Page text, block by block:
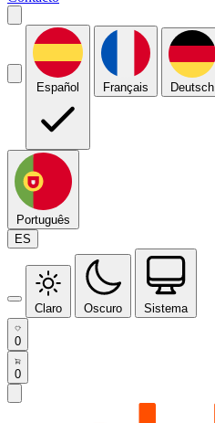
Español Français Deutsch
Português
ES
Claro Oscuro Sistema
0
0